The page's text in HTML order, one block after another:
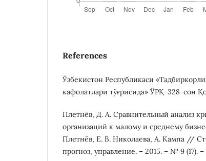
References
Ўзбекистон Республикаси
кафолатлари тўғрисида» ЎРҚ-328-сон
Плетнёв, Д. А. Сравнительный анализ
организаций к малому и среднему
Плетнёв, Е. В. Николаева, А. Кампа //
прогноз, управление. – 2015. – № 9 (17).